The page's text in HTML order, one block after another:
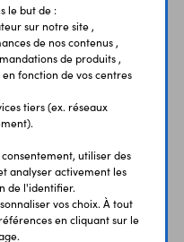
consulté
le but de :
sur notre site ,
de nos contenus ,
de produits ,
fonction de vos centres
tiers (ex. réseaux
utiliser des
analyser activement les
de l'identifier.
vos choix. À tout
en cliquant sur le